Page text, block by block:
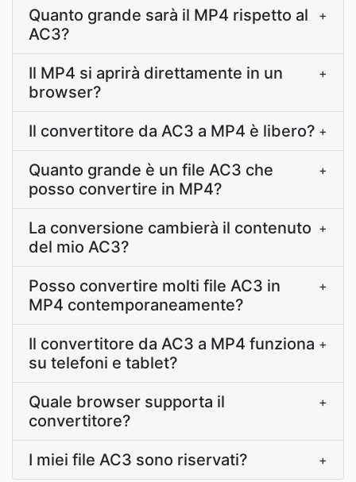
Quanto grande sarà il MP4 rispetto al
AC3?
+
Il MP4 si aprirà direttamente in un
browser?
+
Il convertitore da AC3 a MP4 è libero? +
Quanto grande è un file AC3 che
posso convertire in MP4?
+
La conversione cambierà il contenuto
del mio AC3?
+
Posso convertire molti file AC3 in
MP4 contemporaneamente?
+
Il convertitore da AC3 a MP4 funziona
su telefoni e tablet?
+
Quale browser supporta il
convertitore?
+
I miei file AC3 sono riservati? +